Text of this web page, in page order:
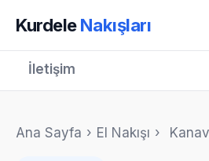
KurdeleNakışları
İletişim
Ana Sayfa › El Nakışı ›